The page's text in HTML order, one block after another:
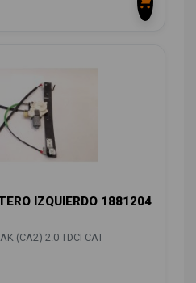
IZQUIERDO 1881204
(CA2) 2.0 TDCI CAT